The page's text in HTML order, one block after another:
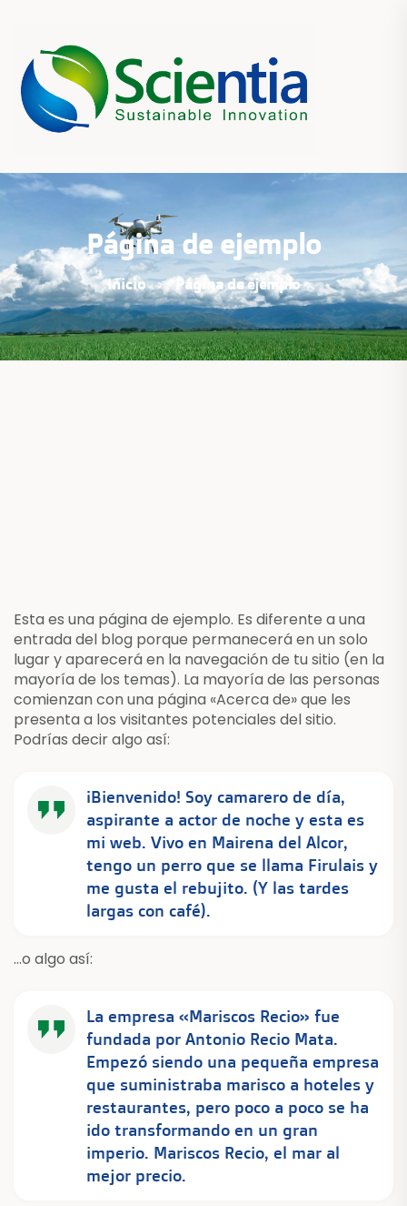
Página de ejemplo
Inicio Página de ejemplo
Esta es una página de ejemplo. Es diferente a una
entrada del blog porque permanecerá en un solo
lugar y aparecerá en la navegación de tu sitio (en la
mayoría de los temas). La mayoría de las personas
comienzan con una página «Acerca de» que les
presenta a los visitantes potenciales del sitio.
Podrías decir algo así:
¡Bienvenido! Soy camarero de día,
aspirante a actor de noche y esta es
mi web. Vivo en Mairena del Alcor,
tengo un perro que se llama Firulais y
me gusta el rebujito. (Y las tardes
largas con café).
…o algo así:
La empresa «Mariscos Recio» fue
fundada por Antonio Recio Mata.
Empezó siendo una pequeña empresa
que suministraba marisco a hoteles y
restaurantes, pero poco a poco se ha
ido transformando en un gran
imperio. Mariscos Recio, el mar al
mejor precio.